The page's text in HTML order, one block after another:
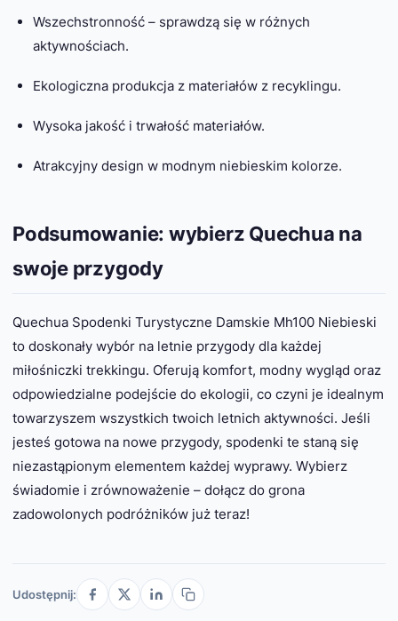
Wszechstronność – sprawdzą się w różnych
aktywnościach.
Ekologiczna produkcja z materiałów z recyklingu.
Wysoka jakość i trwałość materiałów.
Atrakcyjny design w modnym niebieskim kolorze.
Podsumowanie: wybierz Quechua na
swoje przygody
Quechua Spodenki Turystyczne Damskie Mh100 Niebieski
to doskonały wybór na letnie przygody dla każdej
miłośniczki trekkingu. Oferują komfort, modny wygląd oraz
odpowiedzialne podejście do ekologii, co czyni je idealnym
towarzyszem wszystkich twoich letnich aktywności. Jeśli
jesteś gotowa na nowe przygody, spodenki te staną się
niezastąpionym elementem każdej wyprawy. Wybierz
świadomie i zrównoważenie – dołącz do grona
zadowolonych podróżników już teraz!
Udostępnij: